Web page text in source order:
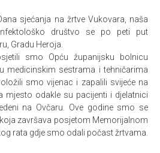
sjećanja na žrtve Vukovara, naša
društvo se po peti put
Gradu Heroja.
smo Opću županijsku bolnicu
medicinskim sestrama i tehničarima
smo vijenac i zapalili svijeće na
mjesto odakle su pacijenti i djelatnici
na Ovčaru. Ove godine smo se
završava posjetom Memorijalnom
rata gdje smo odali počast žrtvama.